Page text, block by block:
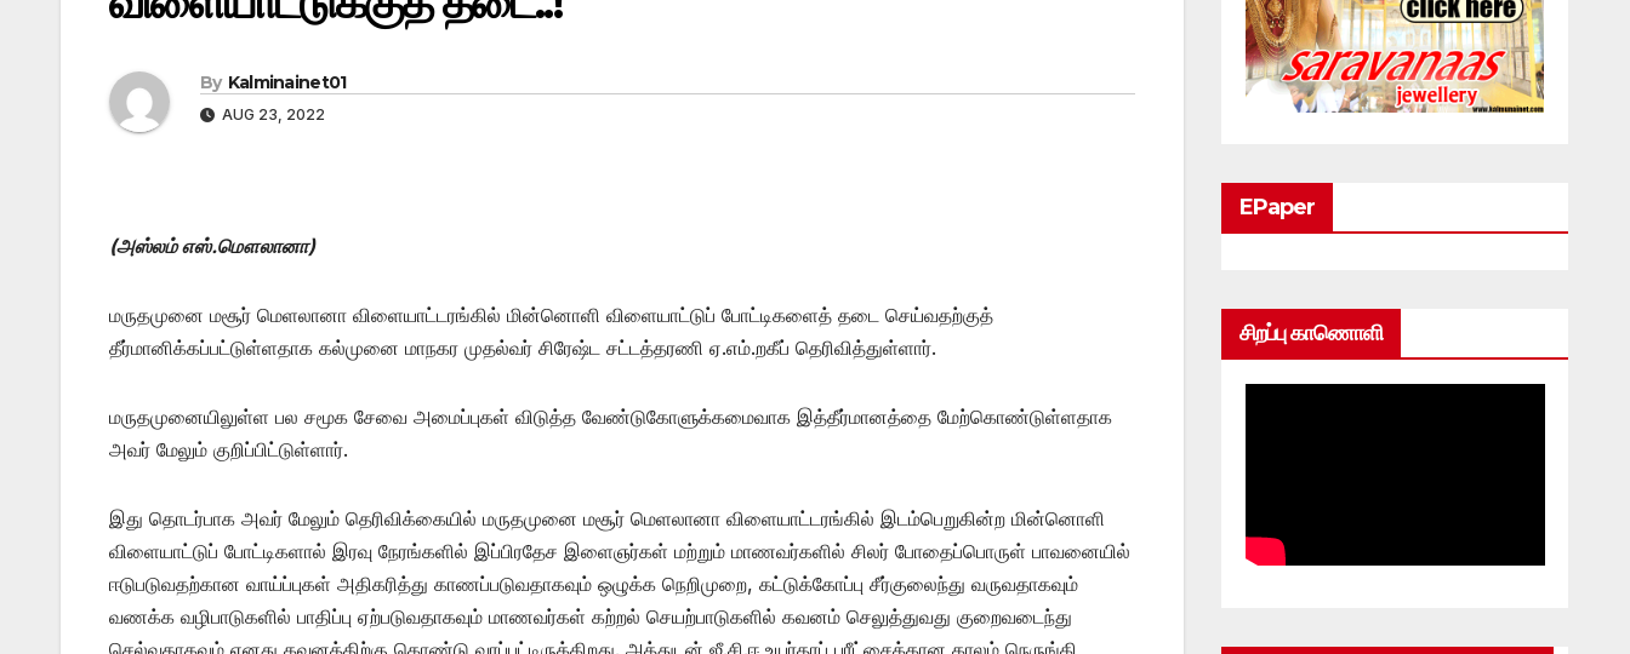
By Kalminainet01
AUG 23, 2022
(அஸ்லம் எஸ்.மௌலானா)
மருதமுனை மசூர் மெளலானா விளையாட்டரங்கில் மின்னொளி விளையாட்டுப் போட்டிகளைத் தடை செய்வதற்குத்
தீர்மானிக்கப்பட்டுள்ளதாக கல்முனை மாநகர முதல்வர் சிரேஷ்ட சட்டத்தரணி ஏ.எம்.றகீப் தெரிவித்துள்ளார்.
மருதமுனையிலுள்ள பல சமூக சேவை அமைப்புகள் விடுத்த வேண்டுகோளுக்கமைவாக இத்தீர்மானத்தை மேற்கொண்டுள்ளதாக
அவர் மேலும் குறிப்பிட்டுள்ளார்.
இது தொடர்பாக அவர் மேலும் தெரிவிக்கையில் மருதமுனை மசூர் மெளலானா விளையாட்டரங்கில் இடம்பெறுகின்ற மின்னொளி
விளையாட்டுப் போட்டிகளால் இரவு நேரங்களில் இப்பிரதேச இளைஞர்கள் மற்றும் மாணவர்களில் சிலர் போதைப்பொருள் பாவனையில்
ஈடுபடுவதற்கான வாய்ப்புகள் அதிகரித்து காணப்படுவதாகவும் ஒழுக்க நெறிமுறை, கட்டுக்கோப்பு சீர்குலைந்து வருவதாகவும்
வணக்க வழிபாடுகளில் பாதிப்பு ஏற்படுவதாகவும் மாணவர்கள் கற்றல் செயற்பாடுகளில் கவனம் செலுத்துவது குறைவடைந்து
செல்வதாகவும் எனது கவனத்திற்கு கொண்டு வரப்பட்டிருக்கிறது. அத்துடன் ஜீ.சி.ஈ உயர்தரப் பரீட்சைக்கான காலம் நெருங்கி
EPaper
சிறப்பு காணொளி